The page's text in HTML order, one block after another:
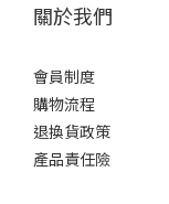
關於我們
會員制度
購物流程
退換貨政策
產品責任險